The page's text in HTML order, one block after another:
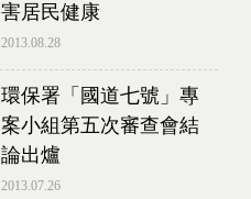
害居民健康
2013.08.28
環保署「國道七號」專
案小組第五次審查會結
論出爐
2013.07.26